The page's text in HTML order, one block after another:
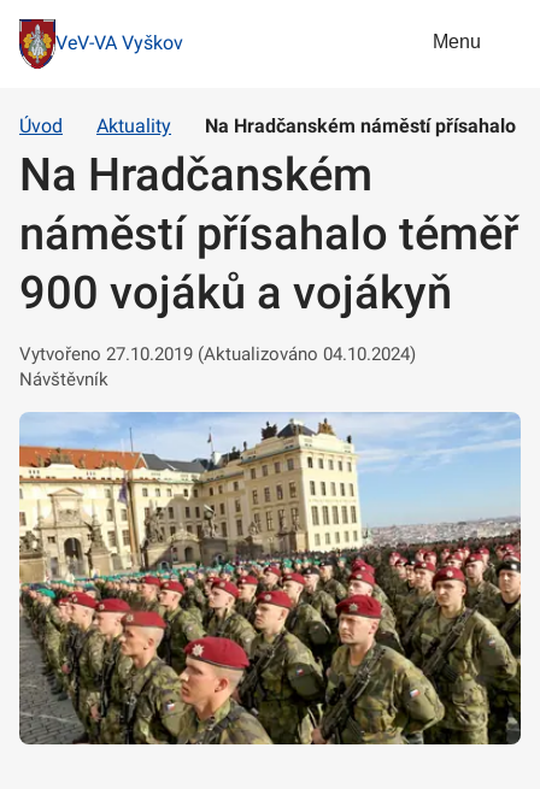
VeV-VA Vyškov Menu
Úvod Aktuality Na Hradčanském náměstí přísahalo
Na Hradčanském
náměstí přísahalo téměř
900 vojáků a vojákyň
Vytvořeno 27.10.2019 (Aktualizováno 04.10.2024)
Návštěvník